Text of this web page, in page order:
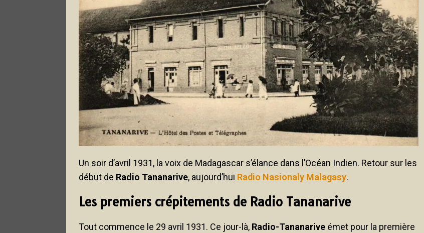
Un soir d’avril 1931, la voix de Madagascar s’élance dans l’Océan Indien. Retour sur les
début de Radio Tananarive, aujourd’hui Radio Nasionaly Malagasy.
Les premiers crépitements de Radio Tananarive
Tout commence le 29 avril 1931. Ce jour-là, Radio-Tananarive émet pour la première